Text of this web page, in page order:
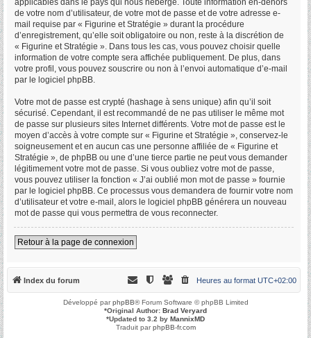
applicables dans le pays qui nous héberge. Toute information en-dehors
de votre nom d’utilisateur, de votre mot de passe et de votre adresse e-
mail requise par « Figurine et Stratégie » durant la procédure
d’enregistrement, qu’elle soit obligatoire ou non, reste à la discrétion de
« Figurine et Stratégie ». Dans tous les cas, vous pouvez choisir quelle
information de votre compte sera affichée publiquement. De plus, dans
votre profil, vous pouvez souscrire ou non à l’envoi automatique d’e-mail
par le logiciel phpBB.
Votre mot de passe est crypté (hashage à sens unique) afin qu’il soit
sécurisé. Cependant, il est recommandé de ne pas utiliser le même mot
de passe sur plusieurs sites Internet différents. Votre mot de passe est le
moyen d’accès à votre compte sur « Figurine et Stratégie », conservez-le
soigneusement et en aucun cas une personne affiliée de « Figurine et
Stratégie », de phpBB ou une d’une tierce partie ne peut vous demander
légitimement votre mot de passe. Si vous oubliez votre mot de passe,
vous pouvez utiliser la fonction « J’ai oublié mon mot de passe » fournie
par le logiciel phpBB. Ce processus vous demandera de fournir votre nom
d’utilisateur et votre e-mail, alors le logiciel phpBB générera un nouveau
mot de passe qui vous permettra de vous reconnecter.
Retour à la page de connexion
Index du forum Heures au format UTC+02:00
Développé parphpBB® Forum Software © phpBB Limited
*Original Author: Brad Veryard
*Updated to 3.2 by MannixMD
Traduit parphpBB-fr.com